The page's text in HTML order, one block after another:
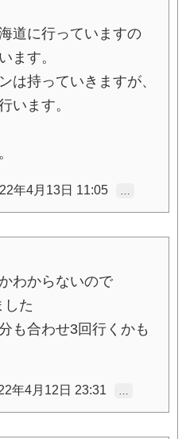
道に行っていますの
ます。
は持っていきますが、
います。
年4月13日 11:05
わからないので
した
も合わせ3回行くかも
年4月12日 23:31